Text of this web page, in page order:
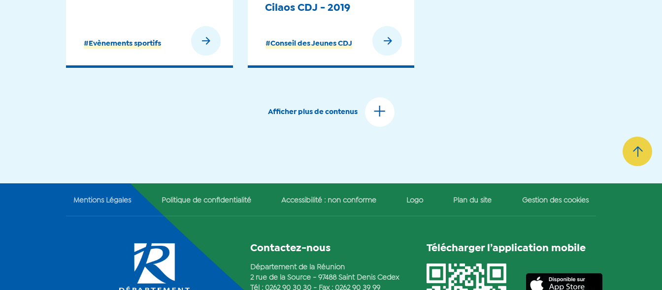
#Evènements sportifsEn savoir plus #Conseil des Jeunes CDJ
Cilaos CDJ - 2019
En savoir plus
Afficher plus de contenus
Mentions Légales Politique de confidentialité Accessibilité : non conforme Logo Plan du site Gestion des cookies
Contactez-nous
Département de la Réunion
2 rue de la Source - 97488 Saint Denis Cedex
Tél : 0262 90 30 30- Fax : 0262 90 39 99
Télécharger l’application mobile